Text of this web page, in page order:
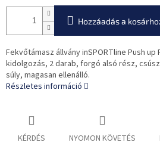
Hozzáadás a
Fekvőtámasz állvány inSPORTline Push up
kidolgozás, 2 darab, forgó alsó rész,
súly, magasan ellenálló.
Részletes információ
KÉRDÉS NYOMON KÖVETÉS